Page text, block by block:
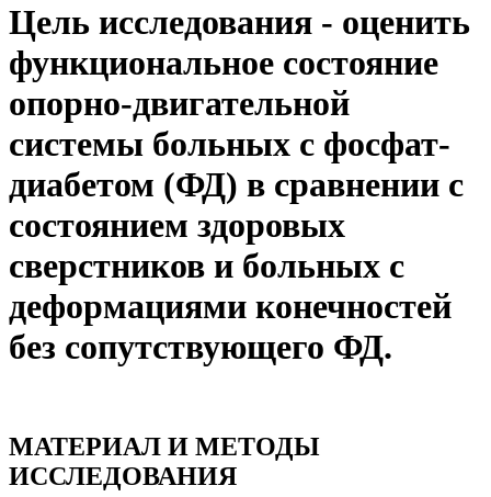
Цель исследования - оценить
функциональное состояние
опорно-двигательной
системы больных с фосфат-
диабетом (ФД) в сравнении с
состоянием здоровых
сверстников и больных с
деформациями конечностей
без сопутствующего ФД.
МАТЕРИАЛ И МЕТОДЫ
ИССЛЕДОВАНИЯ